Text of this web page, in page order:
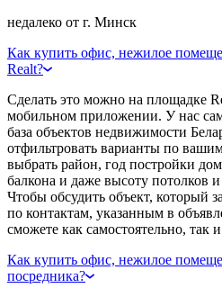
недалеко от г. Минск
Как купить офис, нежилое
Realt?
Сделать это можно на площадке
мобильном приложении. У нас
база объектов недвижимости
отфильтровать варианты по
выбрать район, год постройки
балкона и даже высоту потолков и
Чтобы обсудить объект, который
по контактам, указанным в
сможете как самостоятельно, так и
Как купить офис, нежилое
посредника?